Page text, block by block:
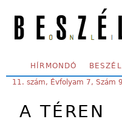
SECONDARY MENU
HÍRMONDÓ
YOU ARE HERE:
11. szám, Évfolyam 7, Szám 9
A TÉREN